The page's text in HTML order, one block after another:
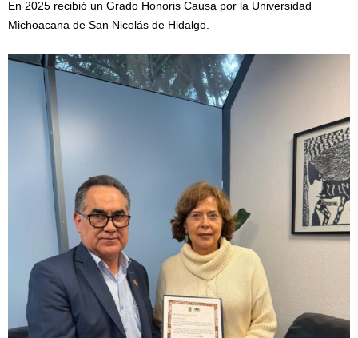
En 2025 recibió un Grado Honoris Causa por la Universidad
Michoacana de San Nicolás de Hidalgo.